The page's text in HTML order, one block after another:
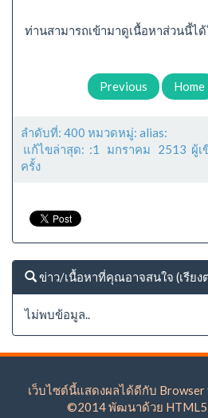
ท่านสามารถเข้ามาดูเนื้อหาส่วนนี้ได้
Previous Home
ลำดับที่: 400 หมวดหมู่: alias:
แก้ไขล่าสุด: :1 มกราคม 2513 ผู้เ
ครั้ง
ข่าว/เนื้อหาที่คุณอาจสนใจ (เรียง
ไม่พบข้อมูล..
เว็บไซต์นี้แสดงผลได้ดีกับ Browser
©2014 พัฒนาด้วย